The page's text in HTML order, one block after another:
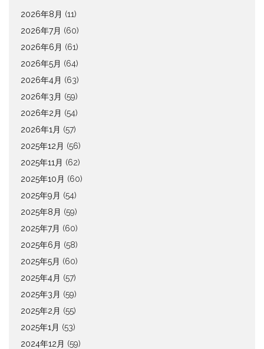
2026年8月 (11)
2026年7月 (60)
2026年6月 (61)
2026年5月 (64)
2026年4月 (63)
2026年3月 (59)
2026年2月 (54)
2026年1月 (57)
2025年12月 (56)
2025年11月 (62)
2025年10月 (60)
2025年9月 (54)
2025年8月 (59)
2025年7月 (60)
2025年6月 (58)
2025年5月 (60)
2025年4月 (57)
2025年3月 (59)
2025年2月 (55)
2025年1月 (53)
2024年12月 (59)